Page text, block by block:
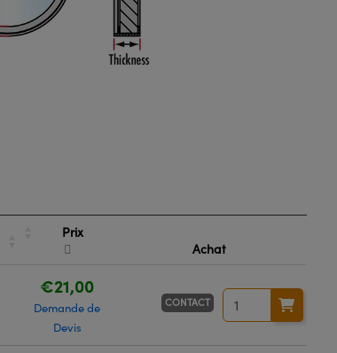
Prix
Achat
€21,00
Demande de
Devis
CONTACT